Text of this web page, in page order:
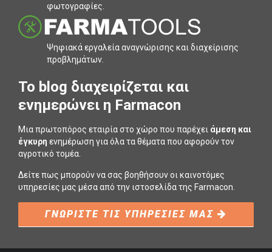
φωτογραφίες.
Ψηφιακά εργαλεία αναγνώρισης και διαχείρισης
προβληµάτων.
To blog διαχειρίζεται και
ενημερώνει η Farmacon
Μια πρωτοπόρος εταιρία στο χώρο που παρέχει άμεση και
έγκυρη ενημέρωση για όλα τα θέματα που αφορούν τον
αγροτικό τομέα.
Δείτε πως μπορούν να σας βοηθήσουν οι καινοτόμες
υπηρεσίες μας μέσα από την ιστοσελίδα της Farmacon.
ΓΝΩΡΙΣΤΕ ΤΙΣ ΥΠΗΡΕΣΙΕΣ ΜΑΣ